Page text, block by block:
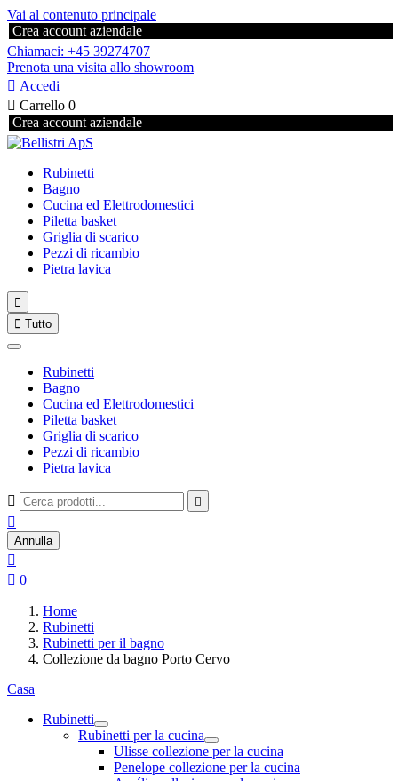
Vai al contenuto principale
Crea account aziendale
Chiamaci: +45 39274707
Prenota una visita allo showroom
 Accedi
 Carrello 0
Crea account aziendale
Rubinetti
Bagno
Cucina ed Elettrodomestici
Piletta basket
Griglia di scarico
Pezzi di ricambio
Pietra lavica

 Tutto
Rubinetti
Bagno
Cucina ed Elettrodomestici
Piletta basket
Griglia di scarico
Pezzi di ricambio
Pietra lavica
 

Annulla

 0
Home
Rubinetti
Rubinetti per il bagno
Collezione da bagno Porto Cervo
Casa
Rubinetti
Rubinetti per la cucina
Ulisse collezione per la cucina
Penelope collezione per la cucina